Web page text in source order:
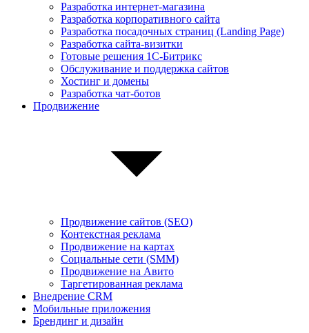
Разработка интернет-магазина
Разработка корпоративного сайта
Разработка посадочных страниц (Landing Page)
Разработка сайта-визитки
Готовые решения 1С-Битрикс
Обслуживание и поддержка сайтов
Хостинг и домены
Разработка чат-ботов
Продвижение
Продвижение сайтов (SEO)
Контекстная реклама
Продвижение на картах
Социальные сети (SMM)
Продвижение на Авито
Таргетированная реклама
Внедрение CRM
Мобильные приложения
Брендинг и дизайн